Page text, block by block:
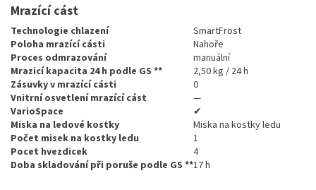
Mrazící cást
Technologie chlazení
SmartFrost
Poloha mrazící cásti
Nahoře
Proces odmrazování
manuální
Mrazicí kapacita 24 h podle GS **
2,50 kg / 24 h
Zásuvky v mrazící cásti
0
Vnitrní osvetlení mrazící cást
—
VarioSpace
✔
Miska na ledové kostky
Miska na kostky ledu
Počet misek na kostky ledu
1
Pocet hvezdicek
4
Doba skladování při poruše podle GS **17 h